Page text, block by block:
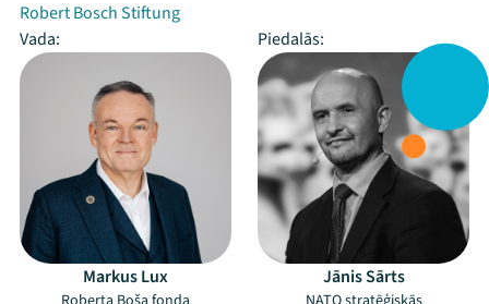
Robert Bosch Stiftung
Vada:
Piedalās:
Markus Lux Jānis Sārts